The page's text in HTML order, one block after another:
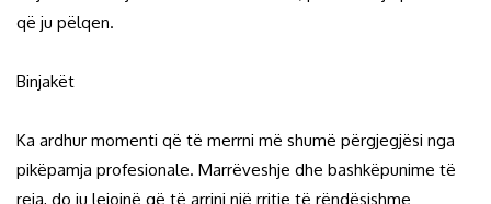
që ju pëlqen.
Binjakët
Ka ardhur momenti që të merrni më shumë përgjegjësi nga
pikëpamja profesionale. Marrëveshje dhe bashkëpunime të
reja, do ju lejojnë që të arrini një rritje të rëndësishme